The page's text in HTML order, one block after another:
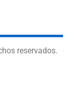
reservados.